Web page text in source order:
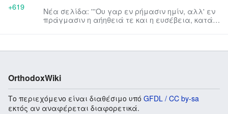
Νέα σελίδα: '''Ου γαρ εν ρήμασιν ημίν, αλλ' εν
πράγμασιν η αήηθειά τε και η ευσέβεια, κατά
+619
OrthodoxWiki
Το περιεχόμενο είναι διαθέσιμο υπό GFDL / CC by-sa
εκτός αν αναφέρεται διαφορετικά.